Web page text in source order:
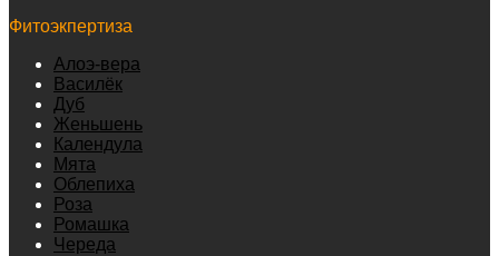
Фитоэкпертиза
Алоэ-вера
Василёк
Дуб
Женьшень
Календула
Мята
Облепиха
Роза
Ромашка
Череда